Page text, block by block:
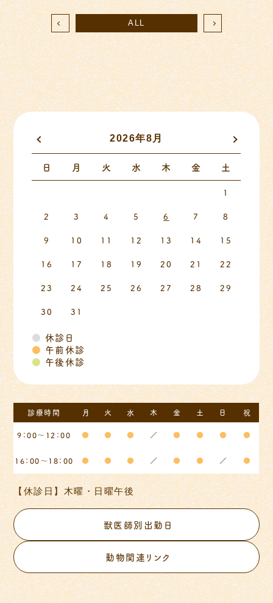
ALL
2026年8月
日 月 火 水 木 金 土
1
2 3 4 5 6 7 8
9 10 11 12 13 14 15
16 17 18 19 20 21 22
23 24 25 26 27 28 29
30 31
● 休診日
● 午前休診
● 午後休診
診療時間 月 火 水 木 金 土 日 祝
9：00～12：00 ● ● ● ／ ● ● ● ●
16：00～18：00 ● ● ● ／ ● ● ／ ●
【休診日】木曜・日曜午後
獣医師別出勤日
動物関連リンク